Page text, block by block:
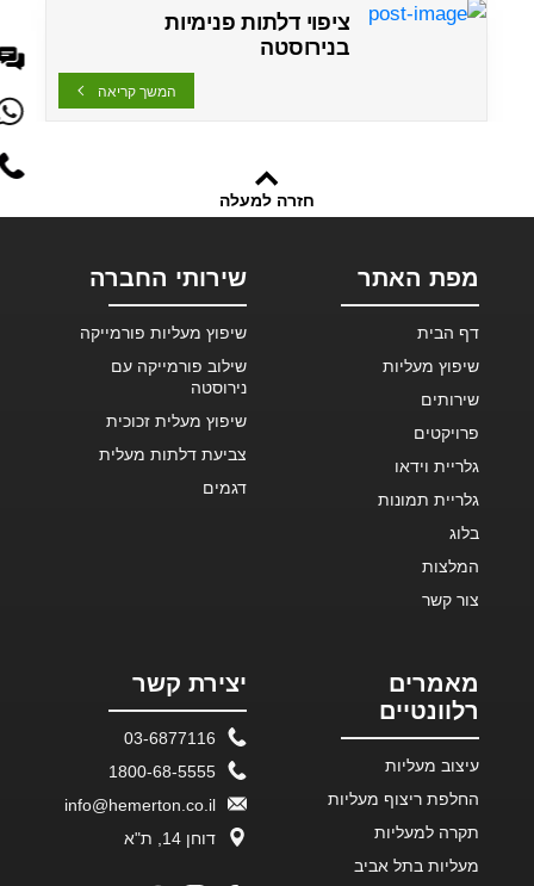
ציפוי דלתות פנימיות
בנירוסטה
המשך קריאה
חזרה למעלה
מפת האתר
דף הבית
שיפוץ מעליות
שירותים
פרויקטים
גלריית וידאו
גלריית תמונות
בלוג
המלצות
צור קשר
שירותי החברה
שיפוץ מעליות פורמייקה
שילוב פורמייקה עם
נירוסטה
שיפוץ מעלית זכוכית
צביעת דלתות מעלית
דגמים
מאמרים
רלוונטיים
עיצוב מעליות
החלפת ריצוף מעליות
תקרה למעליות
מעליות בתל אביב
יצירת קשר
03-6877116
1800-68-5555
info@hemerton.co.il
דוחן 14, ת"א